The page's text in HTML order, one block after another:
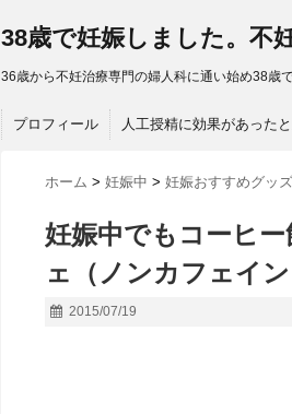
38歳で妊娠しました。不
36歳から不妊治療専門の婦人科に通い始め38歳
プロフィール 人工授精に効果があった
ホーム > 妊娠中 > 妊娠おすすめグッズ
妊娠中でもコーヒ
ェ（ノンカフェイ
2015/07/19